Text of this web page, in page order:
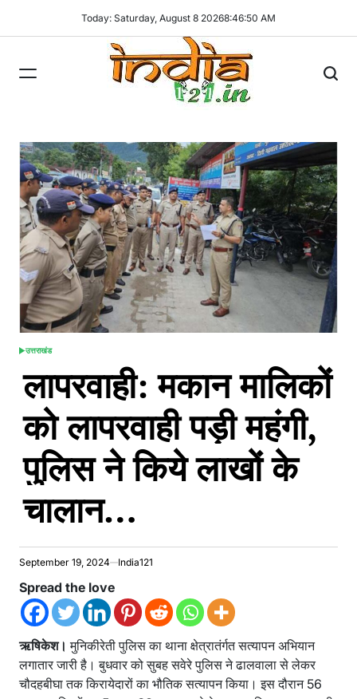
Today: Saturday, August 8 20268:46:51 AM
POSTED
उत्तराखंड
लापरवाही: मकान मालिकों
को लापरवाही पड़ी महंगी,
पुलिस ने किये लाखों के
चालान…
September 19, 2024 India121
Spread the love
ऋषिकेश। मुनिकीरेती पुलिस का थाना क्षेत्रातंर्गत सत्यापन अभियान
लगातार जारी है। बुधवार को सुबह सवेरे पुलिस ने ढालवाला से लेकर
चौदहबीघा तक किरायेदारों का भौतिक सत्यापन किया। इस दौरान 56